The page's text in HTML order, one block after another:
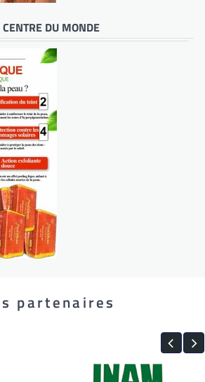
DU MONDE
partenaires